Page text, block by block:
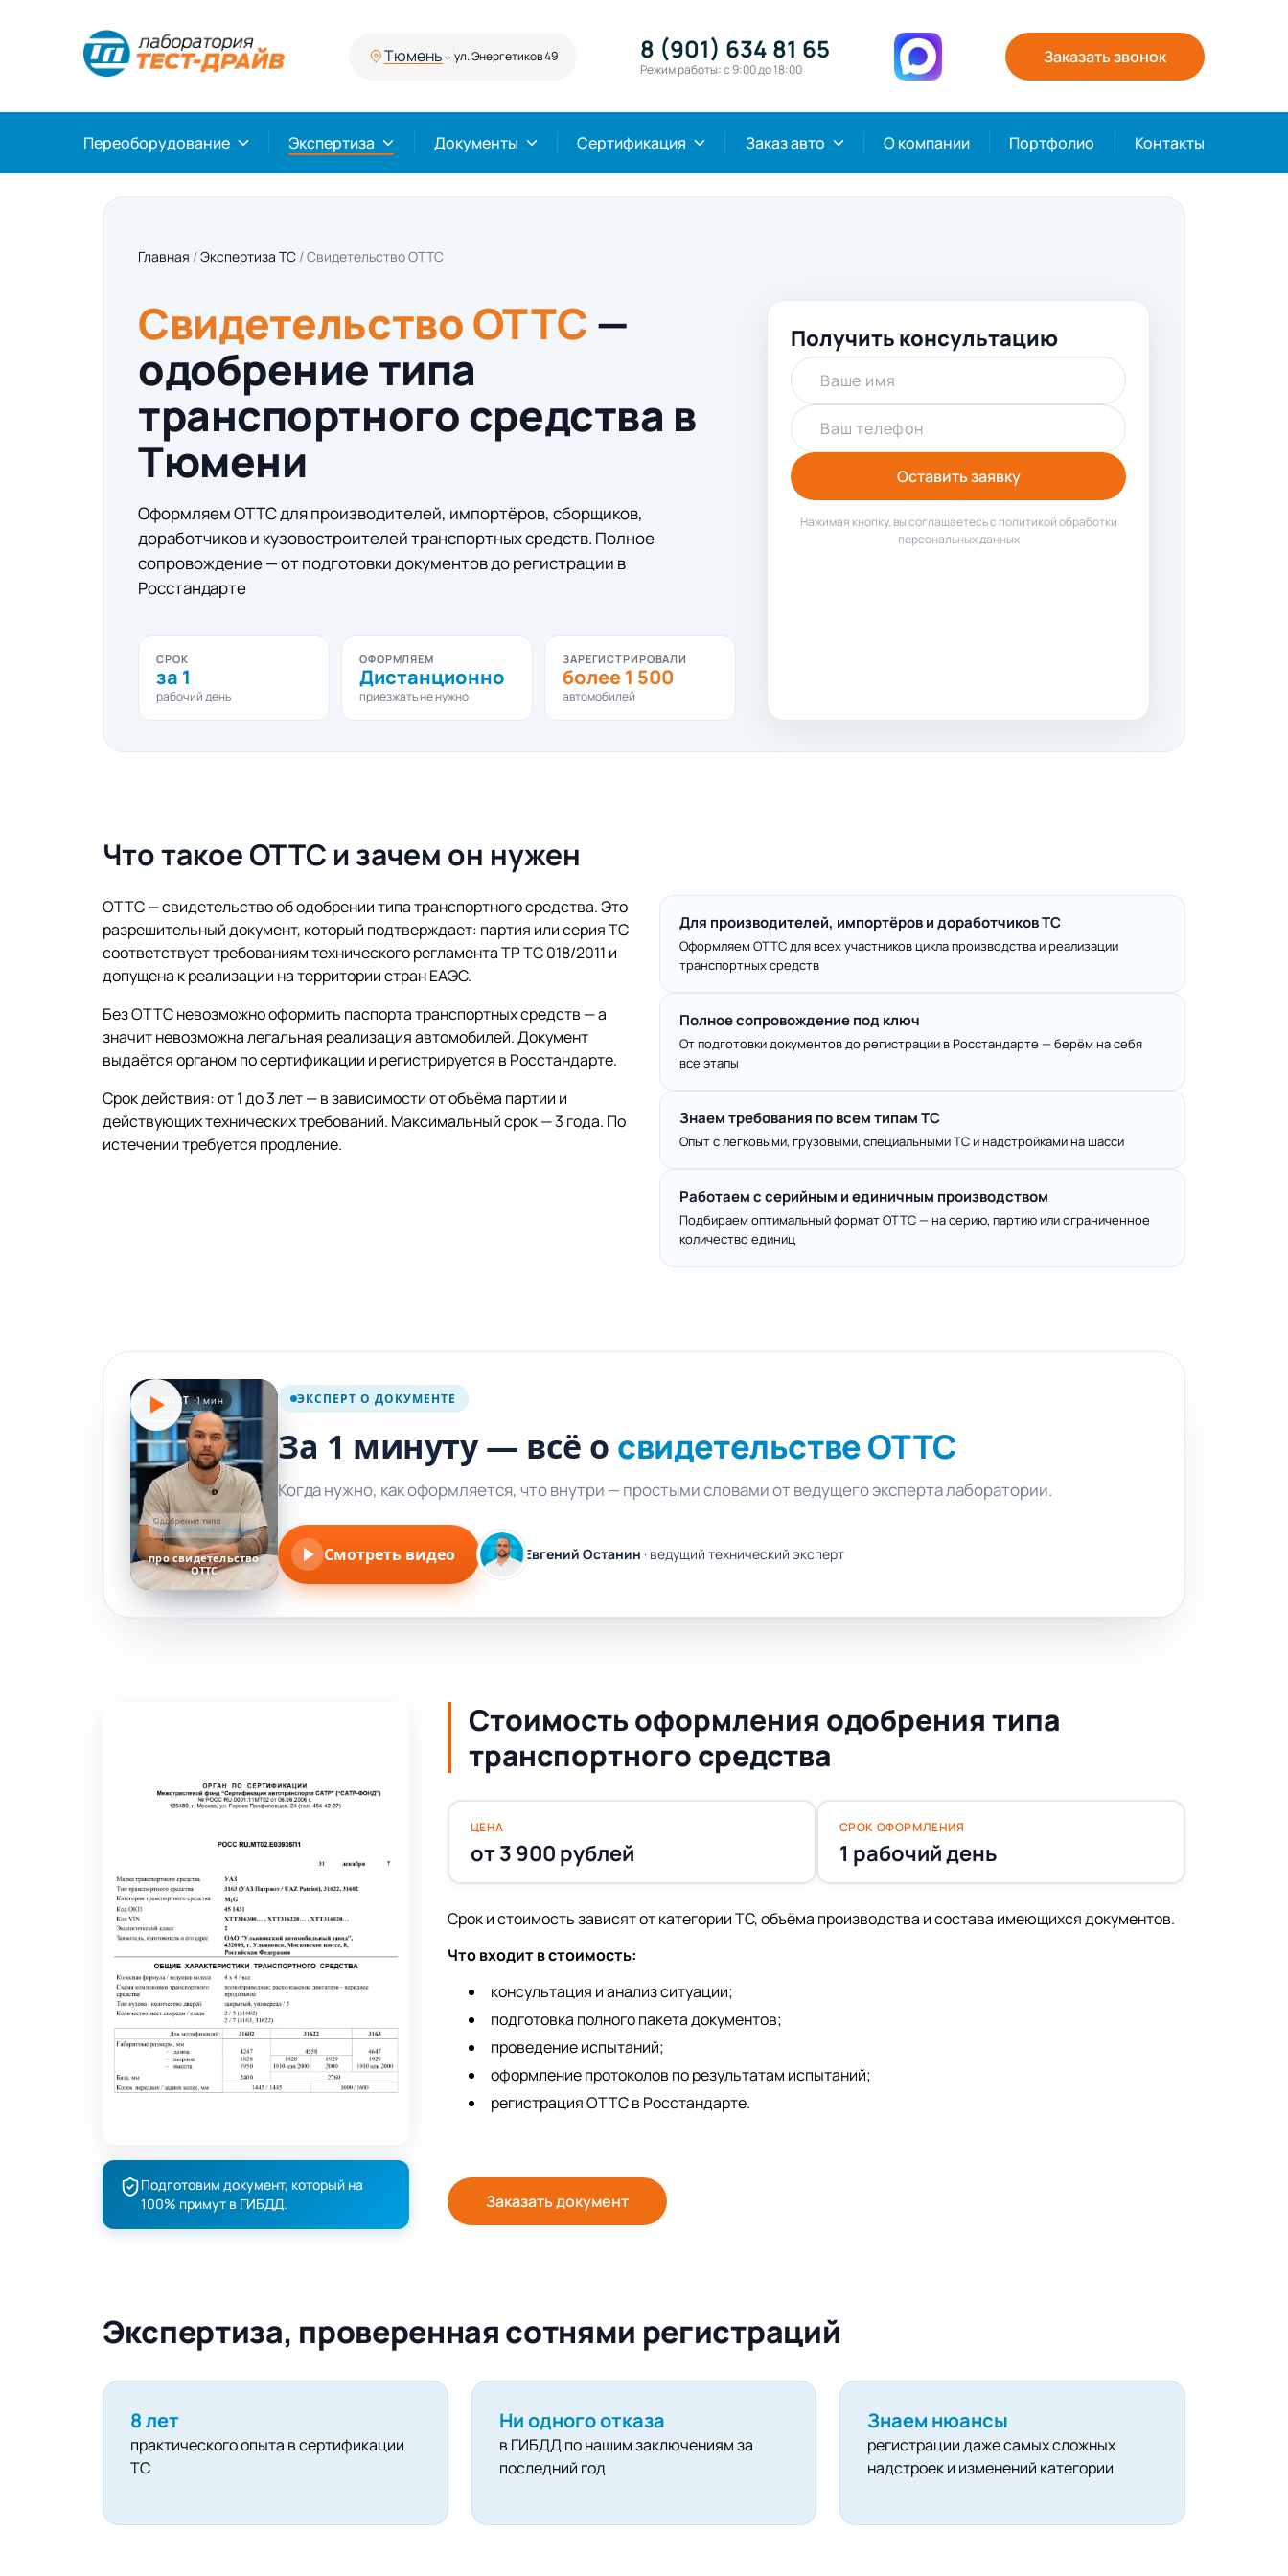
Тюмень ул. Энергетиков 49 8 (901) 634 81 65
Режим работы: с 9:00 до 18:00
Заказать звонок
Переоборудование Экспертиза Документы Сертификация Заказ авто О компании Портфолио Контакты
Главная /Экспертиза ТС /Свидетельство ОТТС
Свидетельство ОТТС —
одобрение типа
транспортного средства в
Тюмени
Оформляем ОТТС для производителей, импортёров, сборщиков,
доработчиков и кузовостроителей транспортных средств. Полное
сопровождение — от подготовки документов до регистрации в
Росстандарте
СРОК
за 1
рабочий день
ОФОРМЛЯЕМ
Дистанционно
приезжать не нужно
ЗАРЕГИСТРИРОВАЛИ
более 1 500
автомобилей
Получить консультацию
Ваше имя
Ваш телефон
Оставить заявку
Нажимая кнопку, вы соглашаетесь с политикой обработки
персональных данных
Что такое ОТТС и зачем он нужен
ОТТС — свидетельство об одобрении типа транспортного средства. Это
разрешительный документ, который подтверждает: партия или серия ТС
соответствует требованиям технического регламента ТР ТС 018/2011 и
допущена к реализации на территории стран ЕАЭС.
Без ОТТС невозможно оформить паспорта транспортных средств — а
значит невозможна легальная реализация автомобилей. Документ
выдаётся органом по сертификации и регистрируется в Росстандарте.
Срок действия: от 1 до 3 лет — в зависимости от объёма партии и
действующих технических требований. Максимальный срок — 3 года. По
истечении требуется продление.
Для производителей, импортёров и доработчиков ТС
Оформляем ОТТС для всех участников цикла производства и реализации
транспортных средств
Полное сопровождение под ключ
От подготовки документов до регистрации в Росстандарте — берём на себя
все этапы
Знаем требования по всем типам ТС
Опыт с легковыми, грузовыми, специальными ТС и надстройками на шасси
Работаем с серийным и единичным производством
Подбираем оптимальный формат ОТТС — на серию, партию или ограниченное
количество единиц
SHORT ·1 мин
про свидетельство
ОТТС
ЭКСПЕРТ О ДОКУМЕНТЕ
За 1 минуту — всё о свидетельстве ОТТС
Когда нужно, как оформляется, что внутри — простыми словами от ведущего эксперта лаборатории.
Смотреть видео Евгений Останин · ведущий технический эксперт
Подготовим документ, который на
100% примут в ГИБДД.
Стоимость оформления одобрения типа
транспортного средства
ЦЕНА
от 3 900 рублей
СРОК ОФОРМЛЕНИЯ
1 рабочий день
Срок и стоимость зависят от категории ТС, объёма производства и состава имеющихся документов.
Что входит в стоимость:
консультация и анализ ситуации;
подготовка полного пакета документов;
проведение испытаний;
оформление протоколов по результатам испытаний;
регистрация ОТТС в Росстандарте.
Заказать документ
Экспертиза, проверенная сотнями регистраций
8 лет
практического опыта в сертификации
ТС
Ни одного отказа
в ГИБДД по нашим заключениям за
последний год
Знаем нюансы
регистрации даже самых сложных
надстроек и изменений категории